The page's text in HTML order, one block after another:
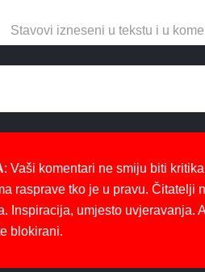
Stavovi izneseni u tekstu i u
: Vaši komentari ne smiju biti
rasprave tko je u pravu. Čitatelji
Inspiracija, umjesto uvjeravanja.
blokirani.